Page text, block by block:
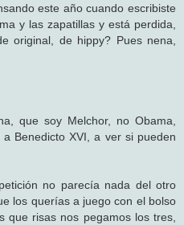
este año cuando escribiste
y las zapatillas y está perdida,
original, de hippy? Pues nena,
que soy Melchor, no Obama,
Benedicto XVI, a ver si pueden
no parecía nada del otro
los querías a juego con el bolso
que risas nos pegamos los tres,